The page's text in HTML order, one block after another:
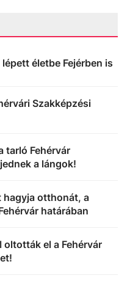
életbe Fejérben is
Szakképzési
tarló Fehérvár
a lángok!
hagyja otthonát, a
határában
el a Fehérvár